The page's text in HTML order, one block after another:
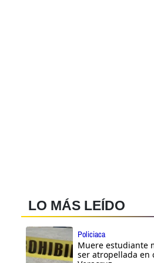
LO MÁS LEÍDO
Policiaca
Muere estudiante
ser atropellada en